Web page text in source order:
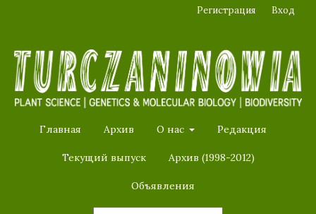
Главная Архив О нас Редакция
Текущий выпуск Архив (1998-2012)
Объявления
Регистрация Вход